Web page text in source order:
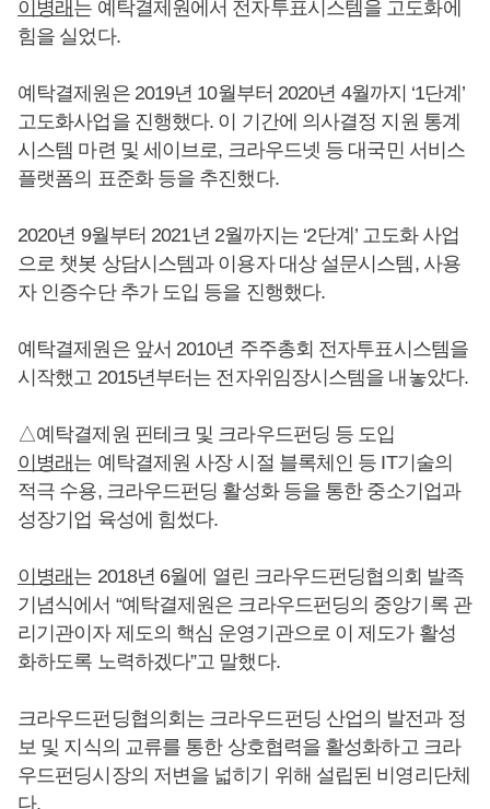
이병래 는 예탁결제원에서 전자투표시스템을 고도화에
힘을 실었다.
예탁결제원은 2019년 10월부터 2020년 4월까지 ‘1단계’
고도화사업을 진행했다. 이 기간에 의사결정 지원 통계
시스템 마련 및 세이브로, 크라우드넷 등 대국민 서비스
플랫폼의 표준화 등을 추진했다.
2020년 9월부터 2021년 2월까지는 ‘2단계’ 고도화 사업
으로 챗봇 상담시스템과 이용자 대상 설문시스템, 사용
자 인증수단 추가 도입 등을 진행했다.
예탁결제원은 앞서 2010년 주주총회 전자투표시스템을
시작했고 2015년부터는 전자위임장시스템을 내놓았다.
△예탁결제원 핀테크 및 크라우드펀딩 등 도입
이병래 는 예탁결제원 사장 시절 블록체인 등 IT기술의
적극 수용, 크라우드펀딩 활성화 등을 통한 중소기업과
성장기업 육성에 힘썼다.
이병래 는 2018년 6월에 열린 크라우드펀딩협의회 발족
기념식에서 “예탁결제원은 크라우드펀딩의 중앙기록 관
리기관이자 제도의 핵심 운영기관으로 이 제도가 활성
화하도록 노력하겠다”고 말했다.
크라우드펀딩협의회는 크라우드펀딩 산업의 발전과 정
보 및 지식의 교류를 통한 상호협력을 활성화하고 크라
우드펀딩시장의 저변을 넓히기 위해 설립된 비영리단체
다.